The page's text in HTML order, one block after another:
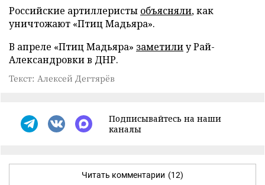
Российские артиллеристы объясняли, как
уничтожают «Птиц Мадьяра».
В апреле «Птиц Мадьяра» заметилиу Рай-
Александровки в ДНР.
Текст: Алексей Дегтярёв
Подписывайтесь на наши
каналы
Читать комментарии (12)